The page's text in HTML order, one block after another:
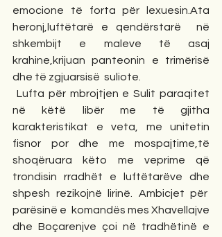
emocione të forta për lexuesin.Ata
heronj,luftëtarë e qendërstarë  në
shkembijt e maleve të asaj
krahine,krijuan panteonin e trimërisë
dhe të zgjuarsisë  suliote.
Lufta për mbrojtjen e Sulit paraqitet
në këtë libër me të gjitha
karakteristikat e veta, me unitetin
fisnor por dhe me mospajtime,të
shoqëruara këto me veprime që
trondisin rradhët e luftëtarëve dhe
shpesh rezikojnë lirinë. Ambicjet për
parësinë e  komandës mes Xhavellajve
dhe Boçarenjve çoi në tradhëtinë e